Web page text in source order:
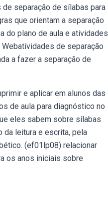
separação de sílabas para
que orientam a separação
do plano de aula e atividades
de separação
a fazer a separação de
e aplicar em alunos das
de aula para diagnóstico no
eles sabem sobre sílabas
leitura e escrita, pela
(ef01lp08) relacionar
os anos iniciais sobre